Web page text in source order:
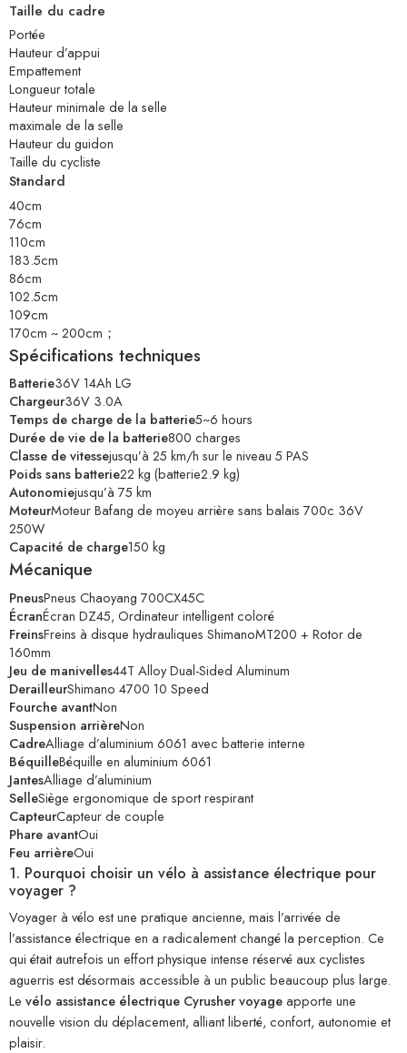
Taille du cadre
Portée
Hauteur d’appui
Empattement
Longueur totale
Hauteur minimale de la selle
maximale de la selle
Hauteur du guidon
Taille du cycliste
Standard
40cm
76cm
110cm
183.5cm
86cm
102.5cm
109cm
170cm ~ 200cm；
Spécifications techniques
Batterie36V 14Ah LG
Chargeur36V 3.0A
Temps de charge de la batterie5~6 hours
Durée de vie de la batterie800 charges
Classe de vitessejusqu’à 25 km/h sur le niveau 5 PAS
Poids sans batterie22 kg (batterie2.9 kg)
Autonomiejusqu’à 75 km
MoteurMoteur Bafang de moyeu arrière sans balais 700c 36V
250W
Capacité de charge150 kg
Mécanique
PneusPneus Chaoyang 700CX45C
ÉcranÉcran DZ45, Ordinateur intelligent coloré
FreinsFreins à disque hydrauliques ShimanoMT200 + Rotor de
160mm
Jeu de manivelles44T Alloy Dual-Sided Aluminum
DerailleurShimano 4700 10 Speed
Fourche avantNon
Suspension arrièreNon
CadreAlliage d’aluminium 6061 avec batterie interne
BéquilleBéquille en aluminium 6061
JantesAlliage d’aluminium
SelleSiège ergonomique de sport respirant
CapteurCapteur de couple
Phare avantOui
Feu arrièreOui
1. Pourquoi choisir un vélo à assistance électrique pour
voyager ?
Voyager à vélo est une pratique ancienne, mais l’arrivée de
l’assistance électrique en a radicalement changé la perception. Ce
qui était autrefois un effort physique intense réservé aux cyclistes
aguerris est désormais accessible à un public beaucoup plus large.
Le vélo assistance électrique Cyrusher voyageapporte une
nouvelle vision du déplacement, alliant liberté, confort, autonomie et
plaisir.